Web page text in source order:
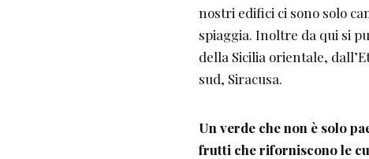
nostri edifici ci sono solo
spiaggia. Inoltre da qui si
della Sicilia orientale,
sud, Siracusa.
Un verde che non è solo
frutti che riforniscono le